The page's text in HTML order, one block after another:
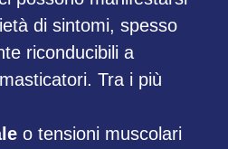
di sintomi, spesso
riconducibili a
Tra i più
o tensioni muscolari